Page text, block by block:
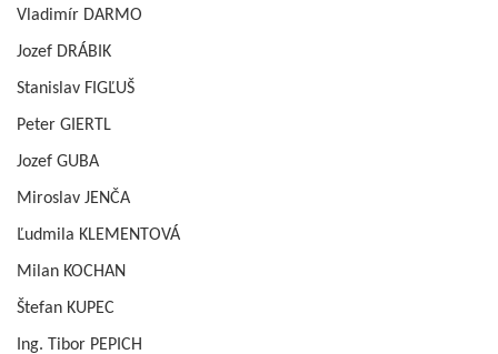
Vladimír DARMO
Jozef DRÁBIK
Stanislav FIGĽUŠ
Peter GIERTL
Jozef GUBA
Miroslav JENČA
Ľudmila KLEMENTOVÁ
Milan KOCHAN
Štefan KUPEC
Ing. Tibor PEPICH